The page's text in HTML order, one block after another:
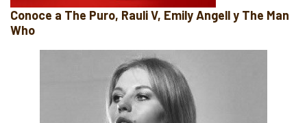
Conoce a The Puro, Rauli V, Emily Angell y The Man
Who